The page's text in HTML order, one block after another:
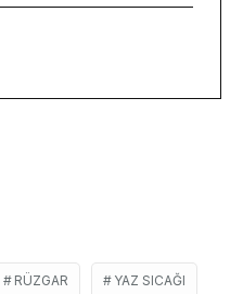
RÜZGAR YAZ SICAĞI